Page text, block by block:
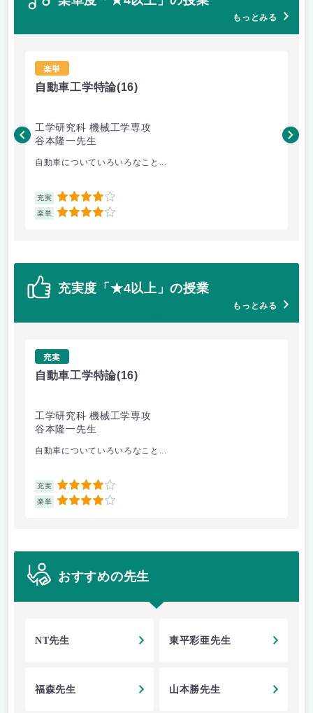
もっとみる
楽単
自動車工学特論(16)
工学研究科 機械工学専攻
谷本隆一先生
自動車についていろいろなこと...
充実 4
楽単 4
松
充実度「★4以上」の授業
もっとみる
充実
自動車工学特論(16)
工学研究科 機械工学専攻
谷本隆一先生
自動車についていろいろなこと...
充実 4
楽単 4
おすすめの先生
NT先生 東平彩亜先生
福森先生 山本勝先生